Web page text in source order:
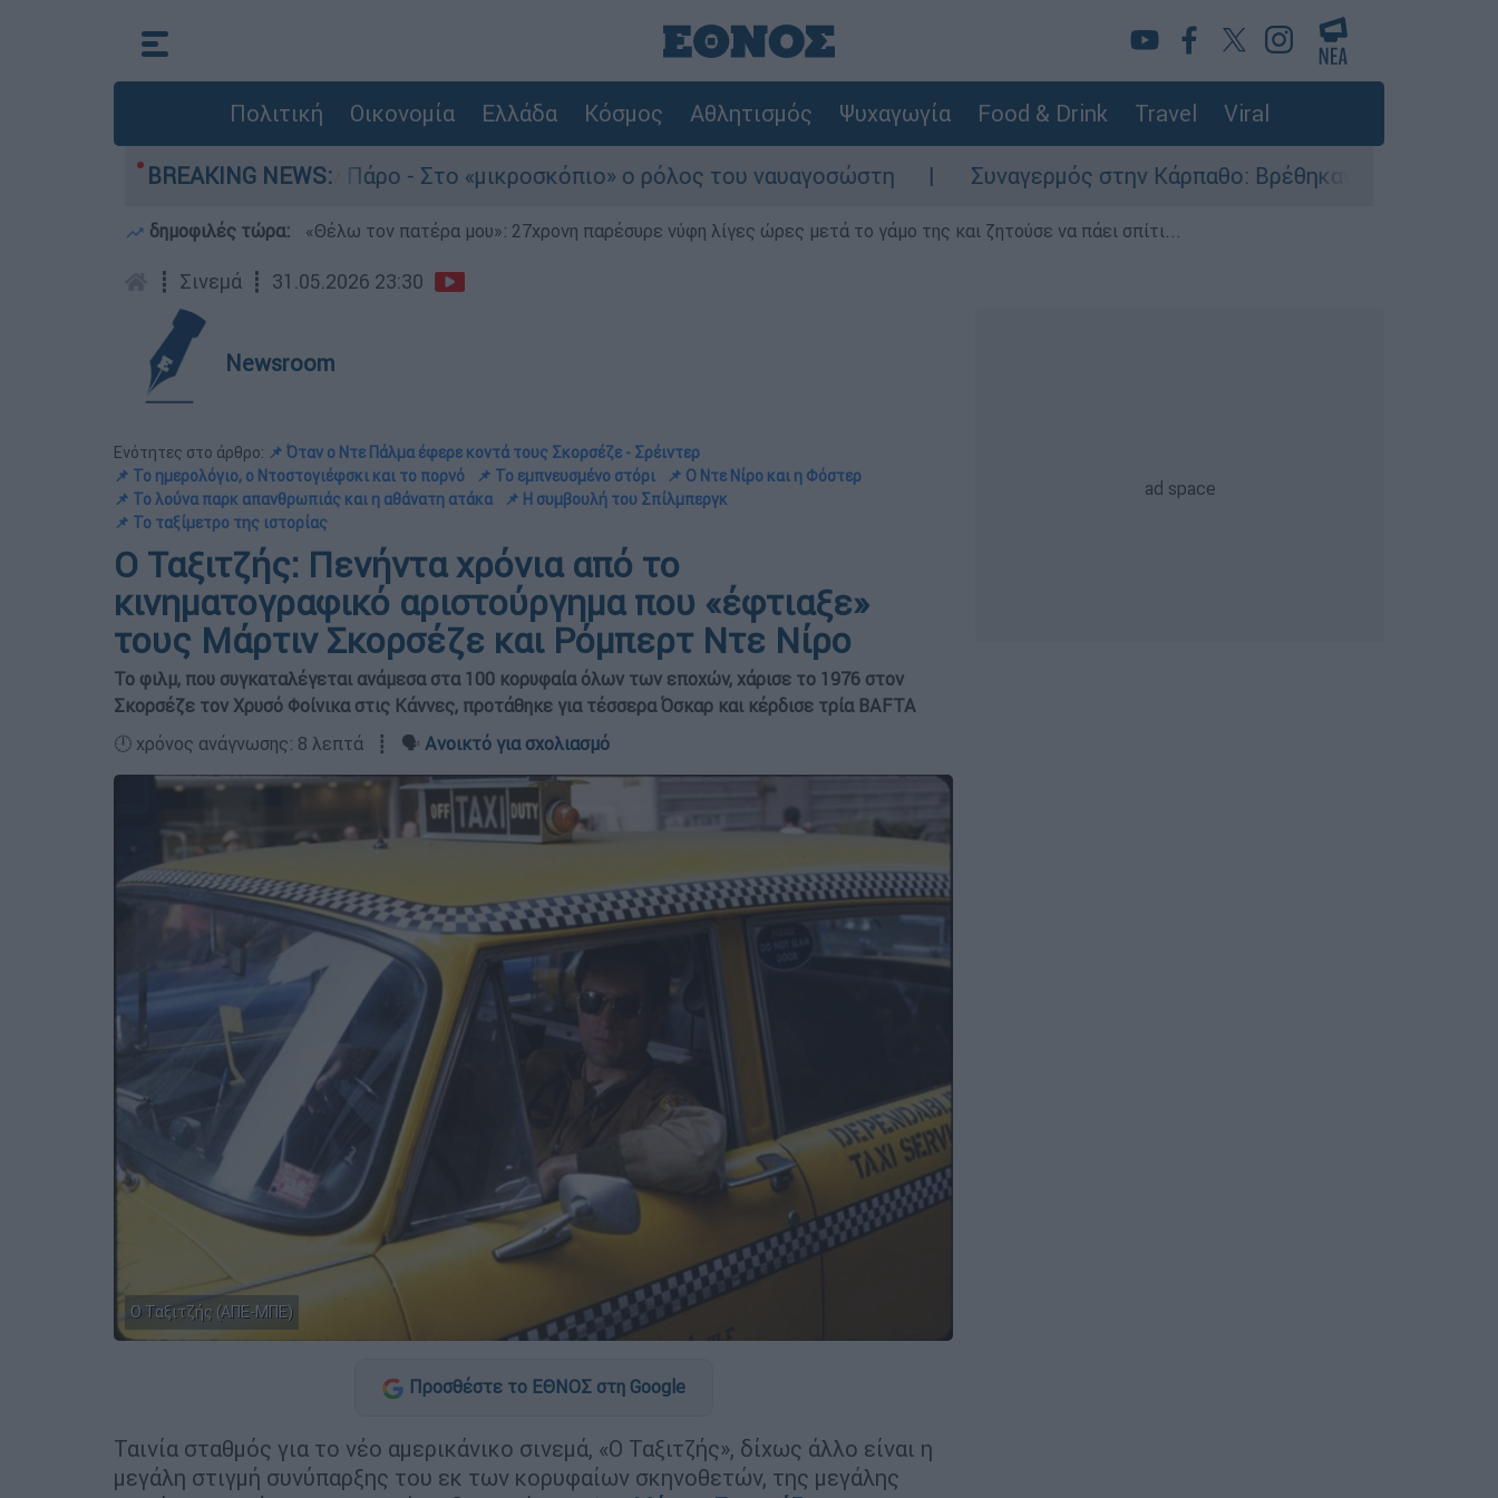
Πολιτική Οικονομία Ελλάδα Κόσμος Αθλητισμός Ψυχαγωγία Food & Drink Travel Viral
BREAKING NEWS:
4χρονου στην Πάρο - Στο «μικροσκόπιο» ο ρόλος του ναυαγοσώστη Συναγερμός στην Κάρπαθο: Βρέθηκαν παλιά πυρομαχικά στο
δημοφιλές τώρα: «Θέλω τον πατέρα μου»: 27χρονη παρέσυρε νύφη λίγες ώρες μετά το γάμο της και ζητούσε να πάει σπίτι...
┋ Σινεμά ┋ 31.05.2026 23:30
Newsroom
Ενότητες στο άρθρο: 📌 Όταν ο Ντε Πάλμα έφερε κοντά τους Σκορσέζε - Σρέιντερ
📌 Το ημερολόγιο, ο Ντοστογιέφσκι και το πορνό
📌 Το εμπνευσμένο στόρι
📌 Ο Ντε Νίρο και η Φόστερ
📌 Το λούνα παρκ απανθρωπιάς και η αθάνατη ατάκα
📌 Η συμβουλή του Σπίλμπεργκ
📌 Το ταξίμετρο της ιστορίας
Ο Ταξιτζής: Πενήντα χρόνια από το
κινηματογραφικό αριστούργημα που «έφτιαξε»
τους Μάρτιν Σκορσέζε και Ρόμπερτ Ντε Νίρο
Το φιλμ, που συγκαταλέγεται ανάμεσα στα 100 κορυφαία όλων των εποχών, χάρισε το 1976 στον
Σκορσέζε τον Χρυσό Φοίνικα στις Κάννες, προτάθηκε για τέσσερα Όσκαρ και κέρδισε τρία BAFTA
🕛 χρόνος ανάγνωσης: 8 λεπτά ┋ 🗣️ Ανοικτό για σχολιασμό
Ο Ταξιτζής (ΑΠΕ-ΜΠΕ)
Προσθέστε το ΕΘΝΟΣ στη Google
Ταινία σταθμός για το νέο αμερικάνικο σινεμά, «Ο Ταξιτζής», δίχως άλλο είναι η
μεγάλη στιγμή συνύπαρξης του εκ των κορυφαίων σκηνοθετών, της μεγάλης